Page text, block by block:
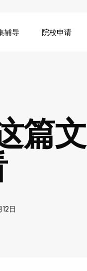
辅导 院校申请
篇
日